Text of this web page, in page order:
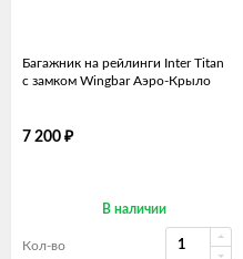
Багажник на рейлинги Inter Titan
с замком Wingbar Аэро-Крыло
7 200 ₽
В наличии
Кол-во